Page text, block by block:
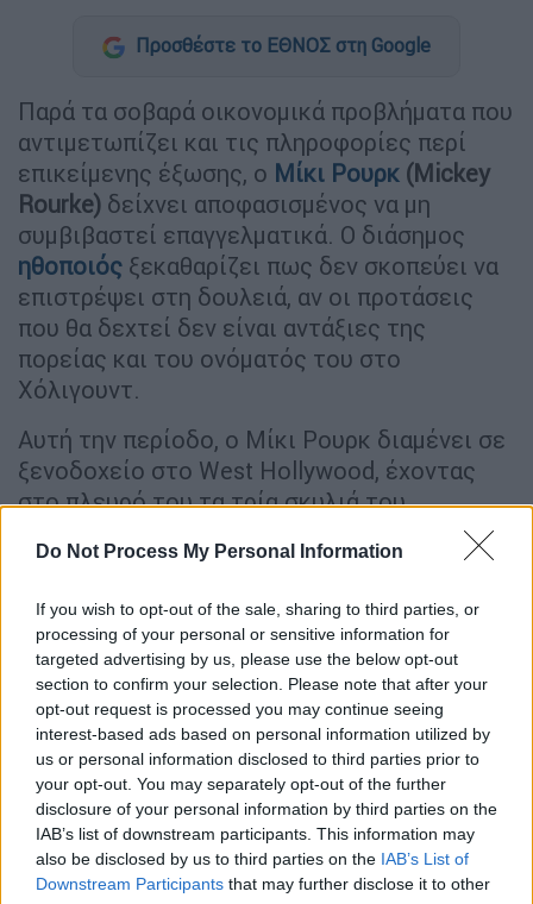
Do Not Process My Personal Information
If you wish to opt-out of the sale, sharing to third parties, or
processing of your personal or sensitive information for
targeted advertising by us, please use the below opt-out
section to confirm your selection. Please note that after your
opt-out request is processed you may continue seeing
interest-based ads based on personal information utilized by
us or personal information disclosed to third parties prior to
your opt-out. You may separately opt-out of the further
disclosure of your personal information by third parties on the
IAB’s list of downstream participants. This information may
also be disclosed by us to third parties on the IAB’s List of
Downstream Participants that may further disclose it to other
Προσθέστε το ΕΘΝΟΣ στη Google
Παρά τα σοβαρά οικονομικά προβλήματα που
αντιμετωπίζει και τις πληροφορίες περί
επικείμενης έξωσης, ο Μίκι Ρουρκ (Mickey
Rourke) δείχνει αποφασισμένος να μη
συμβιβαστεί επαγγελματικά. Ο διάσημος
ηθοποιός ξεκαθαρίζει πως δεν σκοπεύει να
επιστρέψει στη δουλειά, αν οι προτάσεις
που θα δεχτεί δεν είναι αντάξιες της
πορείας και του ονόματός του στο
Χόλιγουντ.
Αυτή την περίοδο, ο Μίκι Ρουρκ διαμένει σε
ξενοδοχείο στο West Hollywood, έχοντας
στο πλευρό του τα τρία σκυλιά του.
Χάινς,έχει ήδη εξασφαλιστεί νέο
αναμένεται να μετακομίσει μέσα στις
επόμενες ημέρες.
ΔΙΑΒΑΣΤΕ ΕΠΙΣΗΣ
Lifestyle|07.01.2026 16:10
Η Έιμι Σούμερ κατέθεσε αίτηση
διαζυγίου από τον Κρις Φίσερ